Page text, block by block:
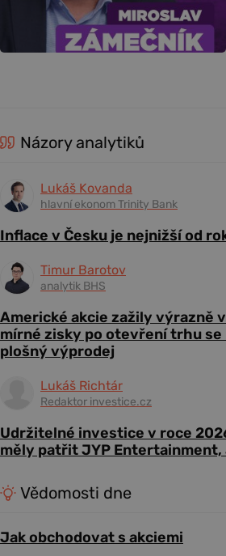
Názory analytiků
Lukáš Kovanda
hlavní ekonom Trinity Bank
Inflace v Česku je nejnižší od
Timur Barotov
analytik BHS
Americké akcie zažily výrazně
mírné zisky po otevření trhu
plošný výprodej
Lukáš Richtár
Redaktor investice.cz
Udržitelné investice v roce
měly patřit JYP Entertainment,
Vědomosti dne
Jak obchodovat s akciemi